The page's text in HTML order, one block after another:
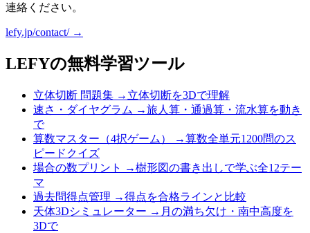
連絡ください。
lefy.jp/contact/ →
LEFYの無料学習ツール
立体切断 問題集 → 立体切断を3Dで理解
速さ・ダイヤグラム →旅人算・通過算・流水算を動き
で
算数マスター（4択ゲーム）
→算数全単元1200問のス
ピードクイズ
場合の数プリント
→樹形図の書き出しで学ぶ全12テー
マ
過去問得点管理 →得点を合格ラインと比較
天体3Dシミュレーター → 月の満ち欠け・南中高度を
3Dで